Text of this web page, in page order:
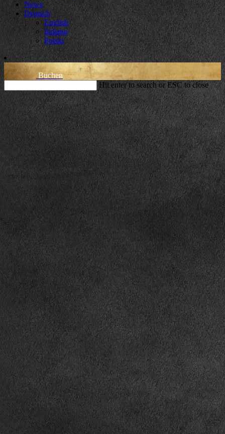
News
Deutsch
English
Italiano
Polski
Buchen
Hit enter to search or ESC to close